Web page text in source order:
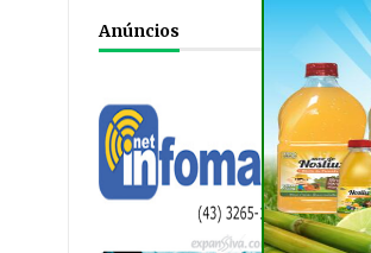
Anúncios